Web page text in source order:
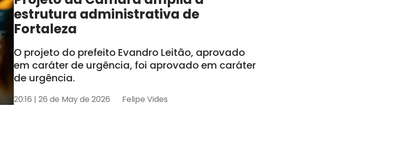
estrutura administrativa de
Fortaleza
O projeto do prefeito Evandro Leitão, aprovado
em caráter de urgência, foi aprovado em caráter
de urgência.
20:16 | 26 de May de 2026 Felipe Vides